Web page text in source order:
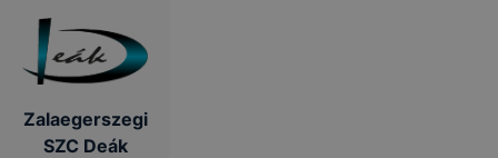
Zalaegerszegi
SZC Deák